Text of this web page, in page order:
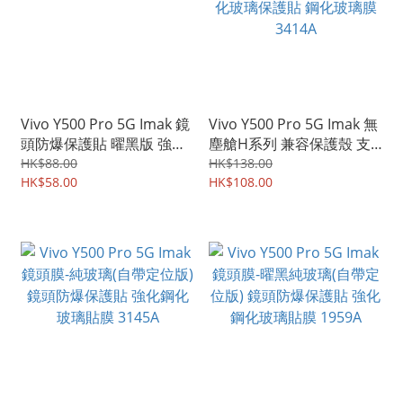
Vivo Y500 Pro 5G Imak 鏡
頭防爆保護貼 曜黑版 強化
鋼化玻璃貼膜 3658A
HK$88.00
HK$58.00
Vivo Y500 Pro 5G Imak 無
塵艙H系列 兼容保護殼 支
持指紋解鎖 屏幕防爆 強化
玻璃保護貼 鋼化玻璃膜
HK$138.00
HK$108.00